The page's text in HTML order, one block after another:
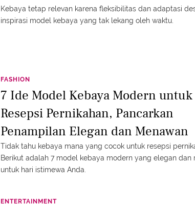
Kebaya tetap relevan karena fleksibilitas dan adaptasi
inspirasi model kebaya yang tak lekang oleh waktu.
FASHION
7 Ide Model Kebaya Modern untuk
Resepsi Pernikahan, Pancarkan
Penampilan Elegan dan Menawan
Tidak tahu kebaya mana yang cocok untuk resepsi
Berikut adalah 7 model kebaya modern yang elegan dan
untuk hari istimewa Anda.
ENTERTAINMENT